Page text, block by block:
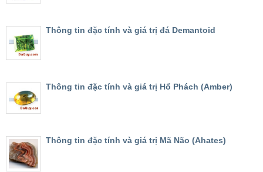
Thông tin đặc tính và giá trị đá Demantoid
Thông tin đặc tính và giá trị Hổ Phách (Amber)
Thông tin đặc tính và giá trị Mã Não (Ahates)